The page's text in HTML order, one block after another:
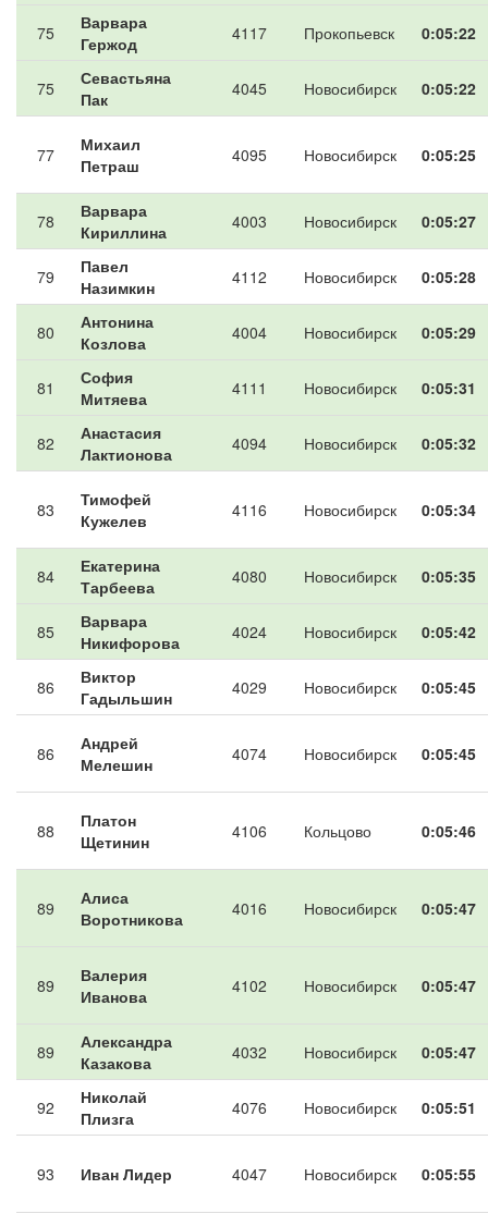
75
Варвара
Гержод
4117 Прокопьевск 0:05:22
75
Севастьяна
Пак
4045 Новосибирск 0:05:22
77
Михаил
Петраш
4095 Новосибирск 0:05:25
78
Варвара
Кириллина
4003 Новосибирск 0:05:27
79
Павел
Назимкин
4112 Новосибирск 0:05:28
80
Антонина
Козлова
4004 Новосибирск 0:05:29
81
София
Митяева
4111 Новосибирск 0:05:31
82
Анастасия
Лактионова
4094 Новосибирск 0:05:32
83
Тимофей
Кужелев
4116 Новосибирск 0:05:34
84
Екатерина
Тарбеева
4080 Новосибирск 0:05:35
85
Варвара
Никифорова
4024 Новосибирск 0:05:42
86
Виктор
Гадыльшин
4029 Новосибирск 0:05:45
86
Андрей
Мелешин
4074 Новосибирск 0:05:45
88
Платон
Щетинин
4106 Кольцово 0:05:46
89
Алиса
Воротникова
4016 Новосибирск 0:05:47
89
Валерия
Иванова
4102 Новосибирск 0:05:47
89
Александра
Казакова
4032 Новосибирск 0:05:47
92
Николай
Плизга
4076 Новосибирск 0:05:51
93 Иван Лидер 4047 Новосибирск 0:05:55